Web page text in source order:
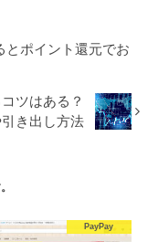
とポイント還元でお
ツはある？
き出し方法
PayPay